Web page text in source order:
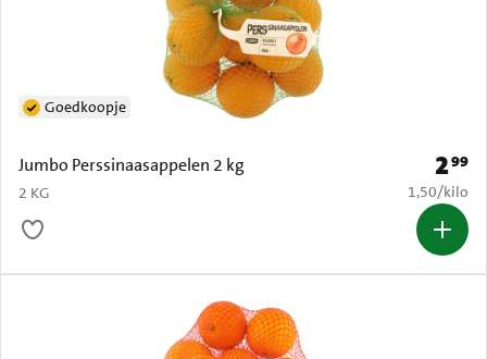
Jumbo Perssinaasappelen 2 kg
2 KG
Goedkoopje
Prijs:
299
€ 1,50 per
1,50/kilo